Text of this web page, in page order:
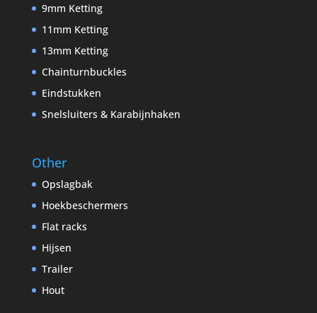
9mm Ketting
11mm Ketting
13mm Ketting
Chainturnbuckles
Eindstukken
Snelsluiters & Karabijnhaken
Other
Opslagbak
Hoekbeschermers
Flat racks
Hijsen
Trailer
Hout